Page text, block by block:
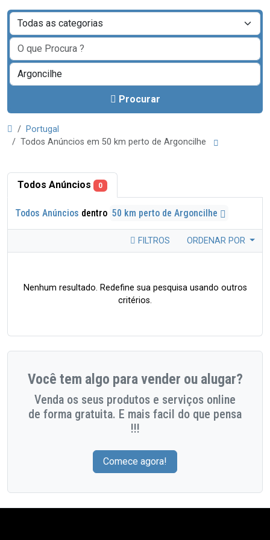
Procurar
Portugal
Todos Anúncios em 50 km perto de Argoncilhe
Todos Anúncios 0
Todos Anúncios dentro 50 km perto de Argoncilhe
FILTROS ORDENAR POR
Nenhum resultado. Redefine sua pesquisa usando outros
critérios.
Você tem algo para vender ou alugar?
Venda os seus produtos e serviços online
de forma gratuita. E mais facil do que pensa
!!!
Comece agora!